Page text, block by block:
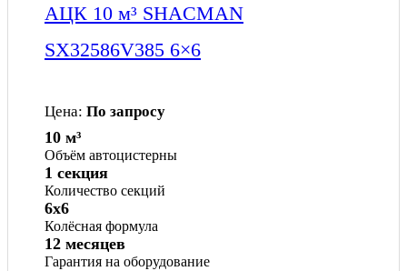
АЦК 10 м³ SHACMAN
SX32586V385 6×6
Цена: По запросу
Объём автоцистерны
10 м³
Количество секций
1 секция
Колёсная формула
6x6
Гарантия на оборудование
12 месяцев